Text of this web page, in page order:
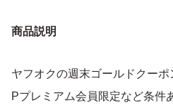
商品説明
ヤフオクの週末ゴールドクー
Pプレミアム会員限定など条件